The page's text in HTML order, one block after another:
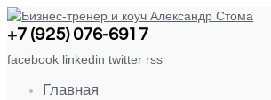
+7 (925) 076-6917
facebook linkedin twitter rss
Главная